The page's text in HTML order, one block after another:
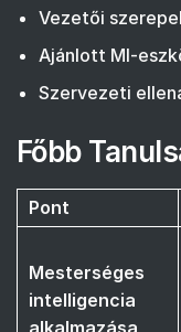
Vezetői
Ajánlott MI-
Szervezeti
Főbb
Pont
Mesterséges
intelligencia